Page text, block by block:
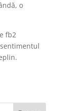
o
fb2